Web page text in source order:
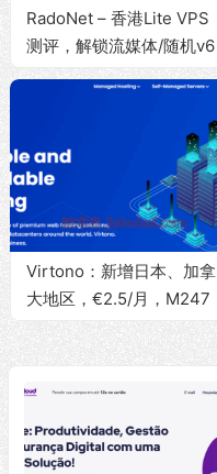
RadoNet – 香港Lite VPS
测评，解锁流媒体/随机v6
Virtono：新增日本、加拿
大地区，€2.5/月，M247